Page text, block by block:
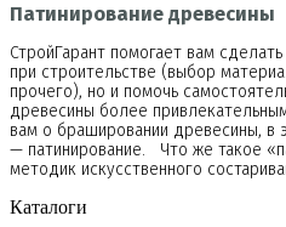
Патинирование древесины
СтройГарант помогает вам
при строительстве (выбор
прочего), но и помочь
древесины более
вам о брашировании древесины,
— патинирование. Что же такое
методик искусственного
Каталоги